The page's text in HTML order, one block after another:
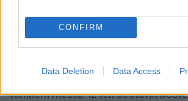
CONFIRM
Data Deletion Data Access
3. Še vroč sirup takoj nalijte v
popolnoma ohladijo. Shranjujte na
temnem mestu. Iz teh sestavin